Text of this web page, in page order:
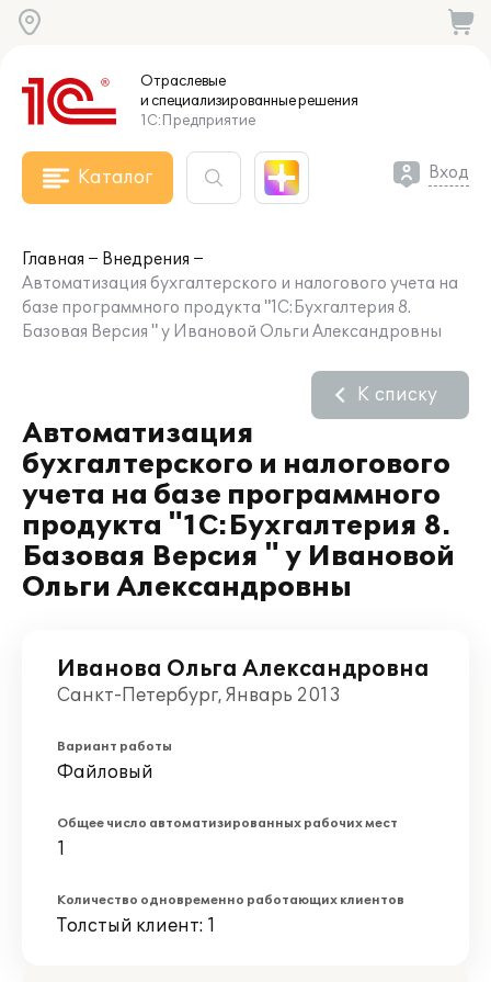
Отраслевые
и специализированныерешения
1С:Предприятие
Каталог Вход
Главная
Внедрения
Автоматизация бухгалтерского и налогового учета на
базе программного продукта "1С:Бухгалтерия 8.
Базовая Версия " у Ивановой Ольги Александровны
Автоматизация
бухгалтерского и налогового
учета на базе программного
продукта "1С:Бухгалтерия 8.
Базовая Версия " у Ивановой
Ольги Александровны
К списку
Иванова Ольга Александровна
Санкт-Петербург, Январь 2013
Вариант работы
Файловый
Общее число автоматизированных рабочих мест
1
Количество одновременно работающих клиентов
Толстый клиент: 1